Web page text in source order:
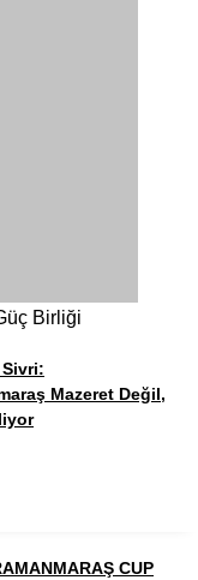
Birliği
Sivri:
Mazeret Değil,
CUP